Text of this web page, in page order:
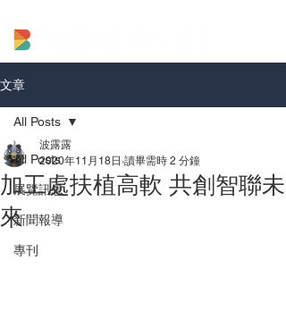
文章
All Posts
展覽訊息
新聞報導
專刊
All Posts
加工處扶植高軟 共創智聯未
來
波露露
2020年11月18日 讀畢需時 2 分鐘